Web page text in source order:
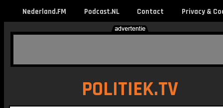
Nederland.FM Podcast.NL Contact Privacy &
POLITIEK.TV